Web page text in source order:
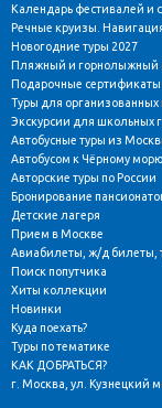
Календарь фестивалей и
Речные круизы.
Новогодние туры 2027
Пляжный и горнолыжный
Подарочные сертификаты
Туры для организованных
Экскурсии для школьных
Автобусные туры из
Автобусом к Чёрному морю
Авторские туры по России
Бронирование
Детские лагеря
Прием в Москве
Авиабилеты, ж/д билеты,
Поиск попутчика
Хиты коллекции
Новинки
Куда поехать?
Туры по тематике
КАК ДОБРАТЬСЯ?
г. Москва, ул. Кузнецкий